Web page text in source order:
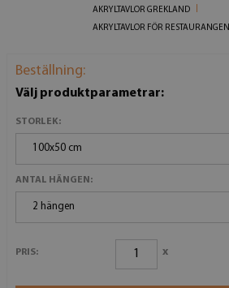
AKRYLTAVLOR GREKLAND
AKRYLTAVLOR FÖR RESTAURANGEN
Beställning:
Välj produktparametrar:
STORLEK:
100x50 cm
ANTAL HÄNGEN:
2 hängen
PRIS: x